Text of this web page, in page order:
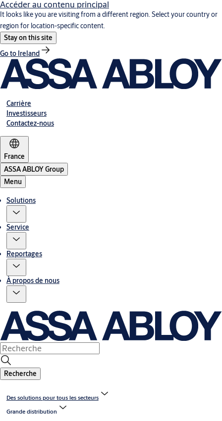
Accéder au contenu principal
It looks like you are visiting from a different region. Select your country or
region for location-specific content.
Stay on this site
Go to Ireland
Carrière
Investisseurs
Contactez-nous
France
ASSA ABLOY Group
Menu
Solutions
Service
Reportages
À propos de nous
Recherche
Des solutions pour tous les secteurs
Grande distribution